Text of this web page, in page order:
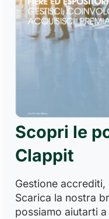
Scopri le
Clappit
Gestione
Scarica la nostra
possiamo aiutarti